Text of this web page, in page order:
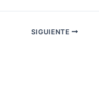
SIGUIENTE